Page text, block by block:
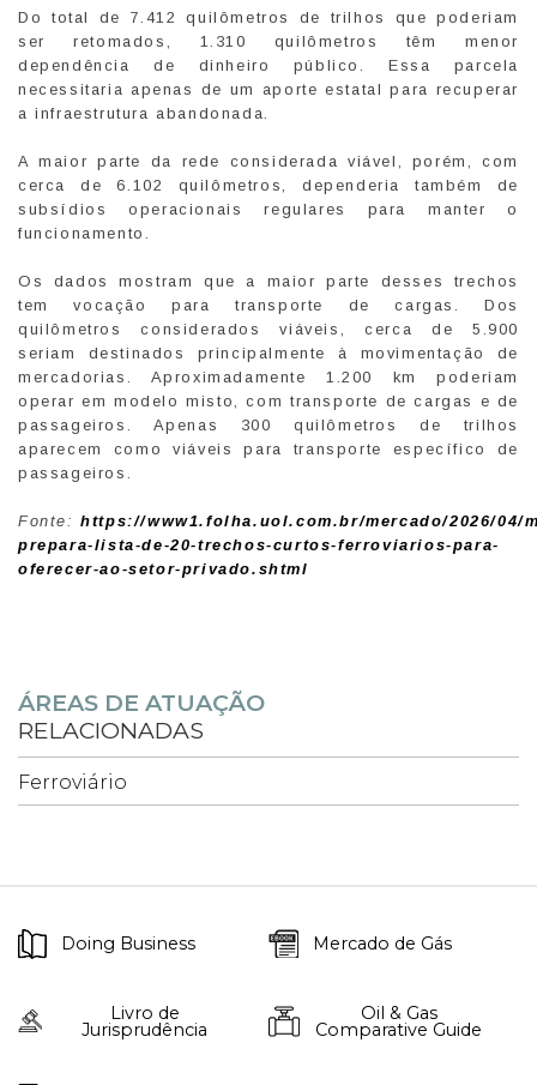
Do total de 7.412 quilômetros de trilhos que poderiam
ser retomados, 1.310 quilômetros têm menor
dependência de dinheiro público. Essa parcela
necessitaria apenas de um aporte estatal para recuperar
a infraestrutura abandonada.
A maior parte da rede considerada viável, porém, com
cerca de 6.102 quilômetros, dependeria também de
subsídios operacionais regulares para manter o
funcionamento.
Os dados mostram que a maior parte desses trechos
tem vocação para transporte de cargas. Dos
quilômetros considerados viáveis, cerca de 5.900
seriam destinados principalmente à movimentação de
mercadorias. Aproximadamente 1.200 km poderiam
operar em modelo misto, com transporte de cargas e de
passageiros. Apenas 300 quilômetros de trilhos
aparecem como viáveis para transporte específico de
passageiros.
Fonte:https://www1.folha.uol.com.br/mercado/2026/04/
prepara-lista-de-20-trechos-curtos-ferroviarios-para-
oferecer-ao-setor-privado.shtml
ÁREAS DE ATUAÇÃO
RELACIONADAS
Ferroviário
Doing Business Mercado de Gás
Livro de
Jurisprudência
Oil & Gas
Comparative Guide